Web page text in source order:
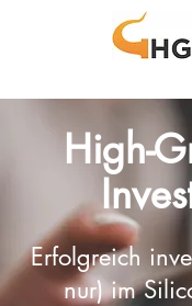
High-
Erfolgreich
nur) im